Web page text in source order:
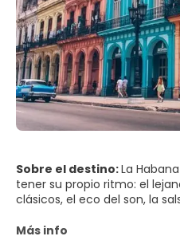
Sobre el destino:La
tener su propio ritmo: el
clásicos, el eco del son, la
En La Habana Vieja, las
Más info